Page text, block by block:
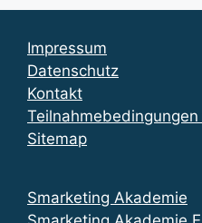
Impressum
Datenschutz
Kontakt
Sitemap
Smarketing Akademie